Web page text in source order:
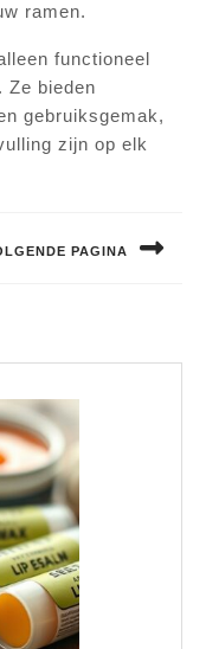
ramen.
functioneel
Ze bieden
gebruiksgemak,
zijn op elk
PAGINA